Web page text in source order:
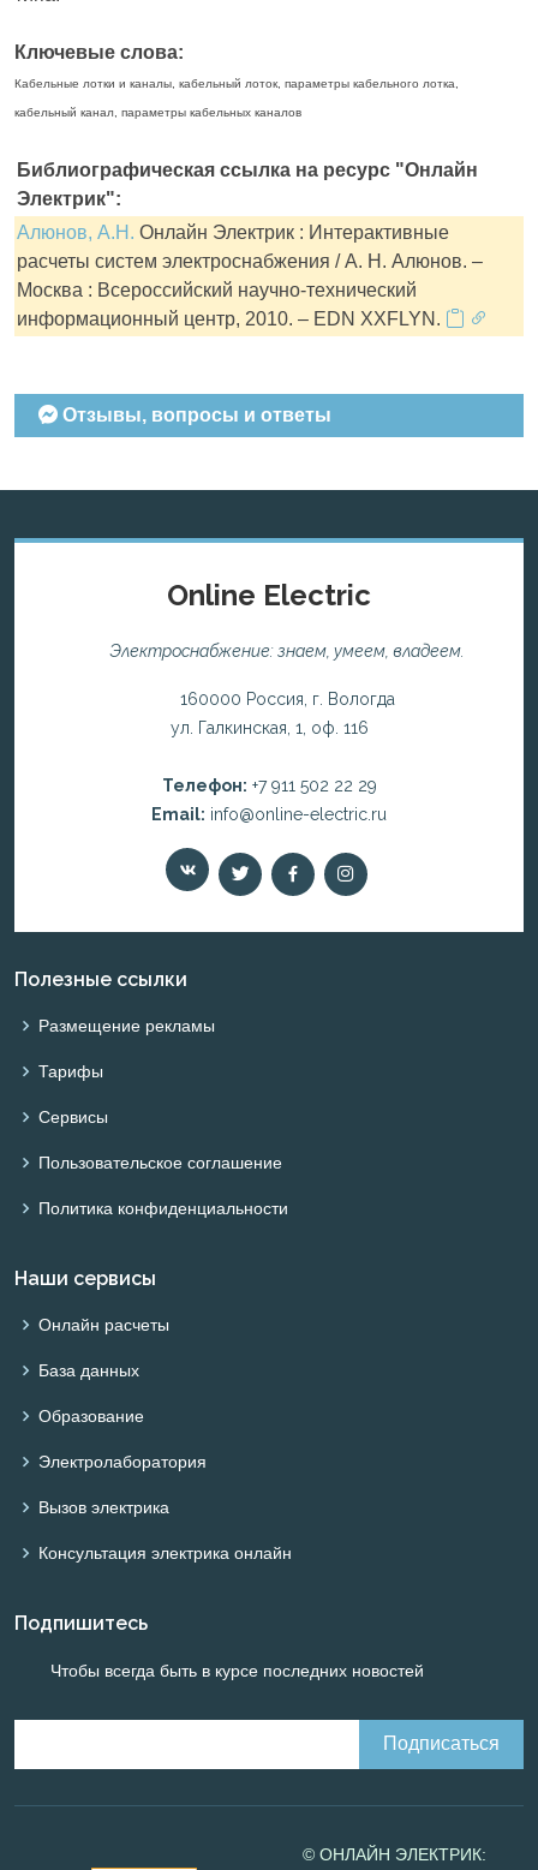
Ключевые слова:
Кабельные лотки и каналы, кабельный лоток, параметры кабельного лотка,
кабельный канал, параметры кабельных каналов
Библиографическая ссылка на ресурс "Онлайн
Электрик":
Алюнов, А.Н. Онлайн Электрик : Интерактивные
расчеты систем электроснабжения / А. Н. Алюнов. –
Москва : Всероссийский научно-технический
информационный центр, 2010. – EDN XXFLYN.
Отзывы, вопросы и ответы
Online Electric
Электроснабжение: знаем, умеем, владеем.
160000 Россия, г. Вологда
ул. Галкинская, 1, оф. 116
Телефон: +7 911 502 22 29
Email: info@online-electric.ru
Полезные ссылки
Размещение рекламы
Тарифы
Сервисы
Пользовательское соглашение
Политика конфиденциальности
Наши сервисы
Онлайн расчеты
База данных
Образование
Электролаборатория
Вызов электрика
Консультация электрика онлайн
Подпишитесь
Чтобы всегда быть в курсе последних новостей
© ОНЛАЙН ЭЛЕКТРИК: